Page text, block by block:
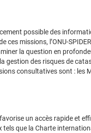
possible des
missions, l’ONU-
la question en
gestion des risques de
consultatives sont : les
un accès rapide et
que la Charte